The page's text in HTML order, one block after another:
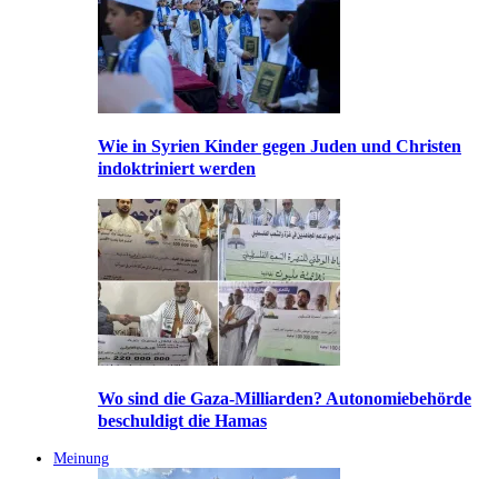
Wie in Syrien Kinder gegen Juden und Christen
indoktriniert werden
Wo sind die Gaza-Milliarden? Autonomiebehörde
beschuldigt die Hamas
Meinung